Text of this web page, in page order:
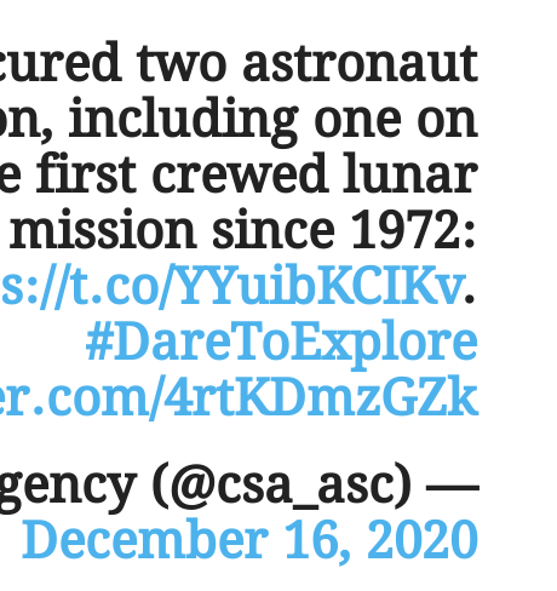
two astronaut
including one on
first crewed lunar
mission since 1972:
t.co/YYuibKCIKv.
#DareToExplore
4rtKDmzGZk
— CanadianSpaceAgency (@csa_asc)
December 16, 2020